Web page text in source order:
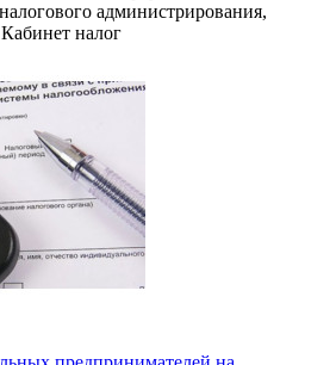
администрирования,
налог